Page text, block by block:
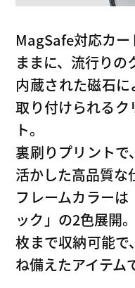
MagSafe対応カ
ままに、流行りの
内蔵された磁石
取り付けられるク
ト。
裏刷りプリント
活かした高品質な
フレームカラー
ック」の2色展開
枚まで収納可能
ね備えたアイテム